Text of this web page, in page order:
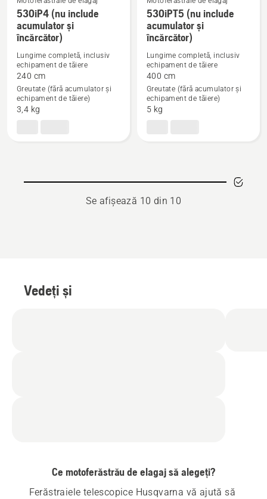
Vezi
mai
multe
detalii
despre
530iP4
(nu
530iP4 (nu include
acumulator și
încărcător)
Lungime completă, inclusiv
echipament de tăiere
240 cm
Greutate (fără acumulator și
echipament de tăiere)
3,4 kg
Vezi
mai
multe
detalii
despre
530iPT5
(nu
530iPT5 (nu include
acumulator și
încărcător)
Lungime completă, inclusiv
echipament de tăiere
400 cm
Greutate (fără acumulator și
echipament de tăiere)
5 kg
Se afișează 10 din 10
Vedeți și
Ce motoferăstrău de elagaj să alegeți?
Ferăstraiele telescopice Husqvarna vă ajută să